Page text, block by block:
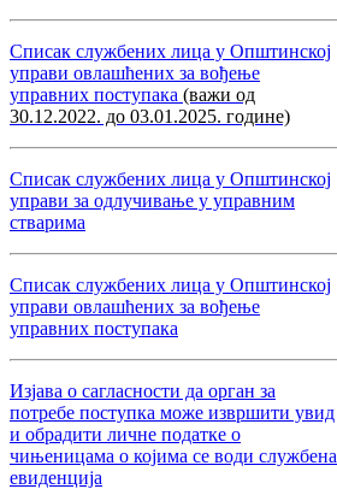
Списак службених лица у Општинској
управи овлашћених за вођење
управних поступака (важи од
30.12.2022. до 03.01.2025. године)
Списак службених лица у Општинској
управи за одлучивање у управним
стварима
Списак службених лица у Општинској
управи овлашћених за вођење
управних поступака
Изјава о сагласности да орган за
потребе поступка може извршити увид
и обрадити личне податке о
чињеницама о којима се води службена
евиденција